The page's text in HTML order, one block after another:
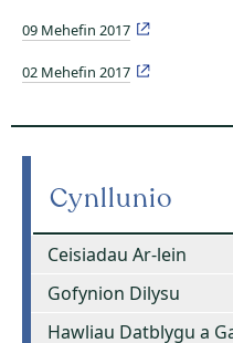
09 Mehefin 2017
02 Mehefin 2017
Cynllunio
Ceisiadau Ar-lein
Gofynion Dilysu
Hawliau Datblygu a